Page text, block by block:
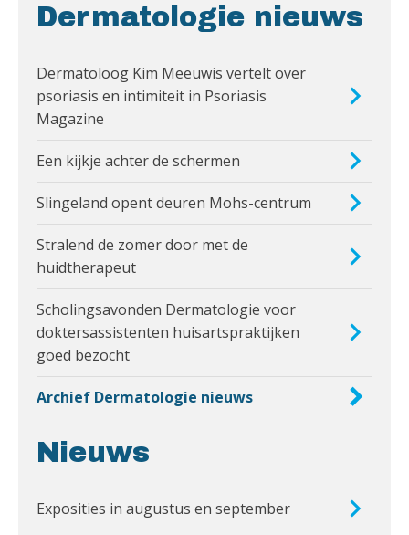
Dermatologie nieuws
Dermatoloog Kim Meeuwis vertelt over
psoriasis en intimiteit in Psoriasis
Magazine
Een kijkje achter de schermen
Slingeland opent deuren Mohs-centrum
Stralend de zomer door met de
huidtherapeut
Scholingsavonden Dermatologie voor
doktersassistenten huisartspraktijken
goed bezocht
Archief Dermatologie nieuws
Nieuws
Exposities in augustus en september